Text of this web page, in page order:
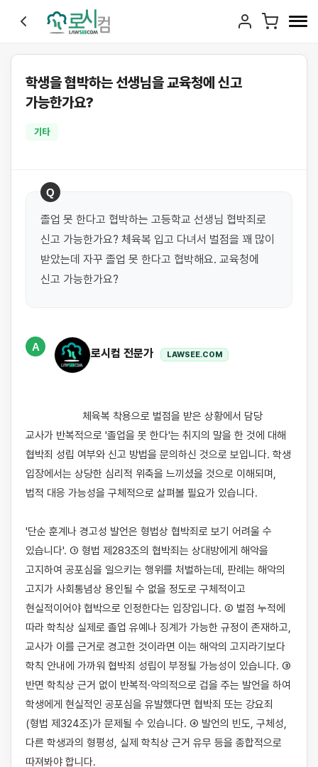
학생을 협박하는 선생님을 교육청에 신고
가능한가요?
기타
Q
졸업 못 한다고 협박하는 고등학교 선생님 협박죄로
신고 가능한가요? 체육복 입고 다녀서 벌점을 꽤 많이
받았는데 자꾸 졸업 못 한다고 협박해요. 교육청에
신고 가능한가요?
A
로시컴 전문가 LAWSEE.COM
교사가 반복적으로 '졸업을 못 한다'는 취지의 말을 한 것에 대해
협박죄 성립 여부와 신고 방법을 문의하신 것으로 보입니다. 학생
입장에서는 상당한 심리적 위축을 느끼셨을 것으로 이해되며,
법적 대응 가능성을 구체적으로 살펴볼 필요가 있습니다.
'단순 훈계나 경고성 발언은 형법상 협박죄로 보기 어려울 수
있습니다'. ① 형법 제283조의 협박죄는 상대방에게 해악을
고지하여 공포심을 일으키는 행위를 처벌하는데, 판례는 해악의
고지가 사회통념상 용인될 수 없을 정도로 구체적이고
현실적이어야 협박으로 인정한다는 입장입니다. ② 벌점 누적에
따라 학칙상 실제로 졸업 유예나 징계가 가능한 규정이 존재하고,
교사가 이를 근거로 경고한 것이라면 이는 해악의 고지라기보다
학칙 안내에 가까워 협박죄 성립이 부정될 가능성이 있습니다. ③
반면 학칙상 근거 없이 반복적·악의적으로 겁을 주는 발언을 하여
학생에게 현실적인 공포심을 유발했다면 협박죄 또는 강요죄
(형법 제324조)가 문제될 수 있습니다. ④ 발언의 빈도, 구체성,
다른 학생과의 형평성, 실제 학칙상 근거 유무 등을 종합적으로
따져봐야 합니다.